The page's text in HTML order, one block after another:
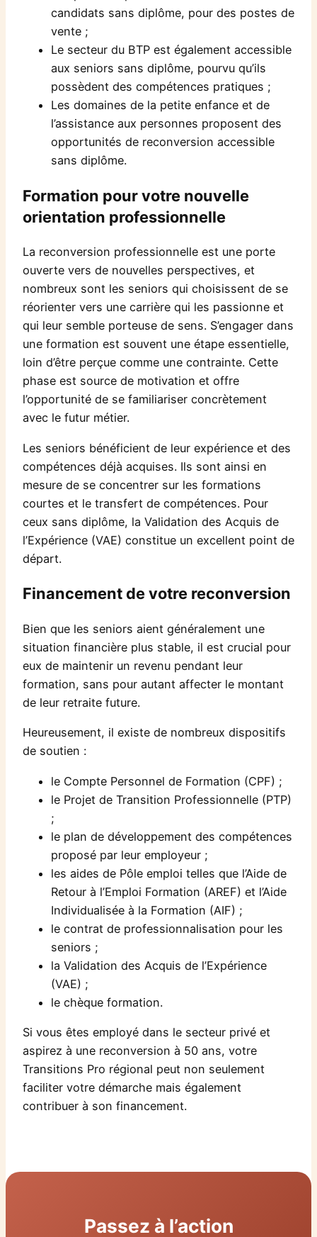
candidats sans diplôme, pour des postes de
vente ;
Le secteur du BTP est également accessible
aux seniors sans diplôme, pourvu qu’ils
possèdent des compétences pratiques ;
Les domaines de la petite enfance et de
l’assistance aux personnes proposent des
opportunités de reconversion accessible
sans diplôme.
Formation pour votre nouvelle
orientation professionnelle
La reconversion professionnelle est une porte
ouverte vers de nouvelles perspectives, et
nombreux sont les seniors qui choisissent de se
réorienter vers une carrière qui les passionne et
qui leur semble porteuse de sens. S’engager dans
une formation est souvent une étape essentielle,
loin d’être perçue comme une contrainte. Cette
phase est source de motivation et offre
l’opportunité de se familiariser concrètement
avec le futur métier.
Les seniors bénéficient de leur expérience et des
compétences déjà acquises. Ils sont ainsi en
mesure de se concentrer sur les formations
courtes et le transfert de compétences. Pour
ceux sans diplôme, la Validation des Acquis de
l’Expérience (VAE) constitue un excellent point de
départ.
Financement de votre reconversion
Bien que les seniors aient généralement une
situation financière plus stable, il est crucial pour
eux de maintenir un revenu pendant leur
formation, sans pour autant affecter le montant
de leur retraite future.
Heureusement, il existe de nombreux dispositifs
de soutien :
le Compte Personnel de Formation (CPF) ;
le Projet de Transition Professionnelle (PTP)
;
le plan de développement des compétences
proposé par leur employeur ;
les aides de Pôle emploi telles que l’Aide de
Retour à l’Emploi Formation (AREF) et l’Aide
Individualisée à la Formation (AIF) ;
le contrat de professionnalisation pour les
seniors ;
la Validation des Acquis de l’Expérience
(VAE) ;
le chèque formation.
Si vous êtes employé dans le secteur privé et
aspirez à une reconversion à 50 ans, votre
Transitions Pro régional peut non seulement
faciliter votre démarche mais également
contribuer à son financement.
Passez à l’action